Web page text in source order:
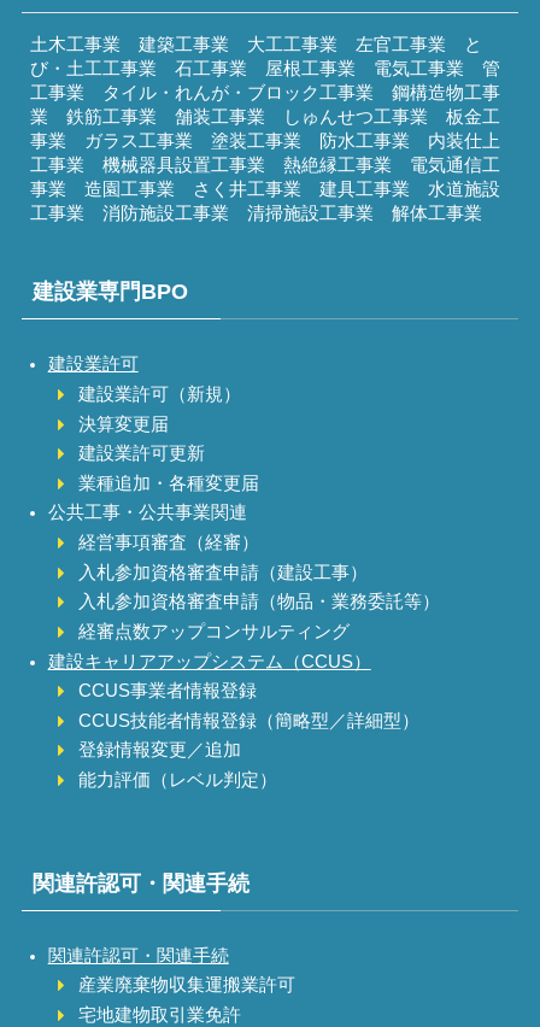
土木工事業 建築工事業 大工工事業 左官工事業 と
び・土工工事業 石工事業 屋根工事業 電気工事業 管
工事業 タイル・れんが・ブロック工事業 鋼構造物工事
業 鉄筋工事業 舗装工事業 しゅんせつ工事業 板金工
事業 ガラス工事業 塗装工事業 防水工事業 内装仕上
工事業 機械器具設置工事業 熱絶縁工事業 電気通信工
事業 造園工事業 さく井工事業 建具工事業 水道施設
工事業 消防施設工事業 清掃施設工事業 解体工事業
建設業専門BPO
建設業許可
建設業許可（新規）
決算変更届
建設業許可更新
業種追加・各種変更届
公共工事・公共事業関連
経営事項審査（経審）
入札参加資格審査申請（建設工事）
入札参加資格審査申請（物品・業務委託等）
経審点数アップコンサルティング
建設キャリアアップシステム（CCUS）
CCUS事業者情報登録
CCUS技能者情報登録（簡略型／詳細型）
登録情報変更／追加
能力評価（レベル判定）
関連許認可・関連手続
関連許認可・関連手続
産業廃棄物収集運搬業許可
宅地建物取引業免許